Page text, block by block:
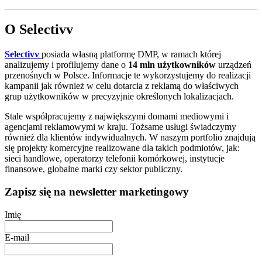
O Selectivv
Selectivv posiada własną platformę DMP, w ramach której
analizujemy i profilujemy dane o 14 mln użytkowników urządzeń
przenośnych w Polsce. Informacje te wykorzystujemy do realizacji
kampanii jak również w celu dotarcia z reklamą do właściwych
grup użytkowników w precyzyjnie określonych lokalizacjach.
Stale współpracujemy z największymi domami mediowymi i
agencjami reklamowymi w kraju. Tożsame usługi świadczymy
również dla klientów indywidualnych. W naszym portfolio znajdują
się projekty komercyjne realizowane dla takich podmiotów, jak:
sieci handlowe, operatorzy telefonii komórkowej, instytucje
finansowe, globalne marki czy sektor publiczny.
Zapisz się na newsletter marketingowy
Imię
E-mail